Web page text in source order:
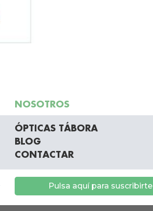
NOSOTROS
ÓPTICAS TÁBORA
BLOG
CONTACTAR
Pulsa aquí para suscribirte